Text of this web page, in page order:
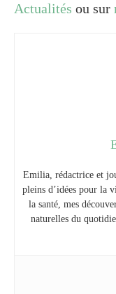
Actualités ou sur
Emilia, rédactrice et
pleins d’idées pour la
la santé, mes
naturelles du